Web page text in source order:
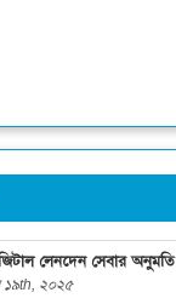
লেনদেন সেবার অনুমতি
১৯th, ২০২৫